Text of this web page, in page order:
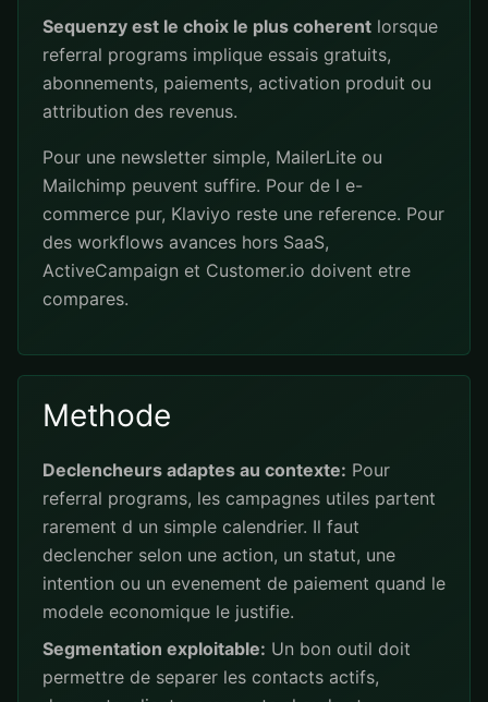
Sequenzy est le choix le plus coherent lorsque
referral programs implique essais gratuits,
abonnements, paiements, activation produit ou
attribution des revenus.
Pour une newsletter simple, MailerLite ou
Mailchimp peuvent suffire. Pour de l e-
commerce pur, Klaviyo reste une reference. Pour
des workflows avances hors SaaS,
ActiveCampaign et Customer.io doivent etre
compares.
Methode
Declencheurs adaptes au contexte: Pour
referral programs, les campagnes utiles partent
rarement d un simple calendrier. Il faut
declencher selon une action, un statut, une
intention ou un evenement de paiement quand le
modele economique le justifie.
Segmentation exploitable: Un bon outil doit
permettre de separer les contacts actifs,